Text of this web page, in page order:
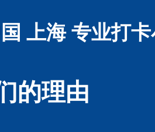
上海 专业打
的理由